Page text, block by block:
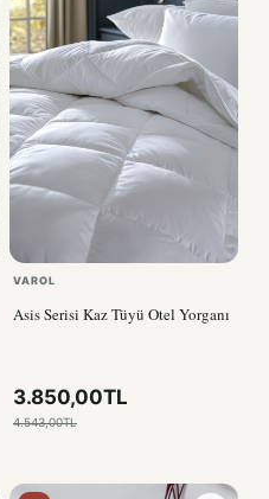
VAROL
Asis Serisi Kaz Tüyü Otel Yorganı
3.850,00TL
4.543,00TL